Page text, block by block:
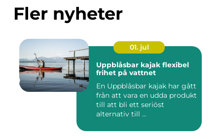
Fler nyheter
01. jul
Uppblåsbar kajak flexibel
frihet på vattnet
En Uppblåsbar kajak har gått
från att vara en udda produkt
till att bli ett seriöst
alternativ till ...